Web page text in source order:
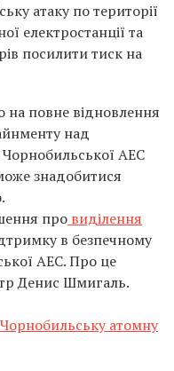
атаку по території
електростанції та
посилити тиск на
на повне відновлення
над
АЕС
знадобитися
про виділення
в безпечному
АЕС. Про це
Денис Шмигаль.
Чорнобильську атомну